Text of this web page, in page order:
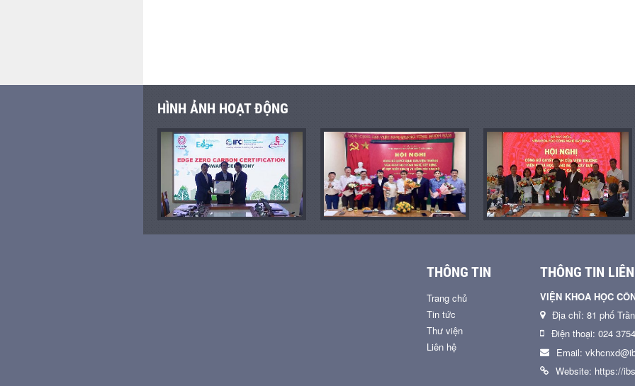
HÌNH ẢNH HOẠT ĐỘNG
THÔNG TIN
Trang chủ
Tin tức
Thư viện
Liên hệ
THÔNG TIN
VIỆN KHOA HỌC
Địa chỉ: 81 phố
Điện thoại: 024
Email:
Website: https://